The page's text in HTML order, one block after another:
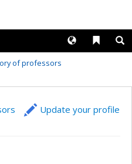
Liens
Langues
of professors
Update your profile